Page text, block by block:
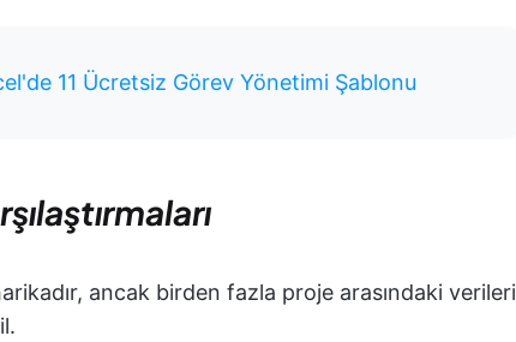
11 Ücretsiz Görev Yönetimi Şablonu
ancak birden fazla proje arasındaki verileri